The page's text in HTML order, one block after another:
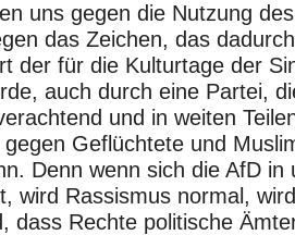
uns gegen die Nutzung
das Zeichen, das
der für die Kulturtage der
auch durch eine Partei,
und in weiten
gegen Geflüchtete und
Denn wenn sich die AfD in
wird Rassismus normal,
dass Rechte politische